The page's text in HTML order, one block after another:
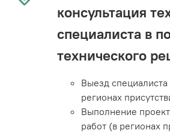
консультация
специалиста в
технического
Выезд
регионах
Выполнение
работ (в регионах